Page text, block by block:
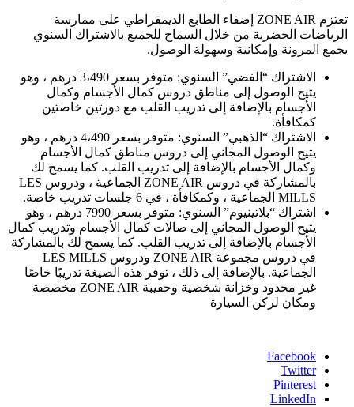
تعتزم ZONE AIR إضفاء الطابع الديمقراطي على ممارسة
الرياضات الحضرية من خلال السماح للجميع بالاشتراك السنوي
يجمع المرونة وإمكانية وسهولة الوصول.
الاشتراك “الفضي” السنوي: متوفر بسعر 3،490 درهم ، وهو
يتيح الوصول إلى مناطق دروس كمال الأجسام وكمال
الأجسام بالإضافة إلى تدريب القلب مع دورتين خاصتين
كمكافأة.
الاشتراك “الذهبي” السنوي: متوفر بسعر 4،490 درهم ، وهو
يتيح الوصول المجاني إلى دروس مناطق كمال الأجسام
وكمال الأجسام بالإضافة إلى تدريب القلب. كما يسمح لك
بالمشاركة في دروس ZONE AIR الجماعية ، ودروس LES
MILLS الجماعية ، وكمكافأة ، في 6 جلسات تدريب خاصة.
اشتراك “بلاتينيوم” السنوي: متوفر بسعر 7990 درهم ، وهو
يتيح الوصول المجاني إلى صالات كمال الأجسام وتدريب كمال
الأجسام بالإضافة إلى تدريب القلب. كما يسمح لك بالمشاركة
في دروس مجموعة ZONE AIR ودروس LES MILLS
الجماعية. بالإضافة إلى ذلك ، توفر هذه الصيغة تدريبًا خاصًا
غير محدود وخزانة شخصية وحقيبة ZONE AIR مخصصة
ومكان لركن السيارة
Facebook
Twitter
Pinterest
LinkedIn